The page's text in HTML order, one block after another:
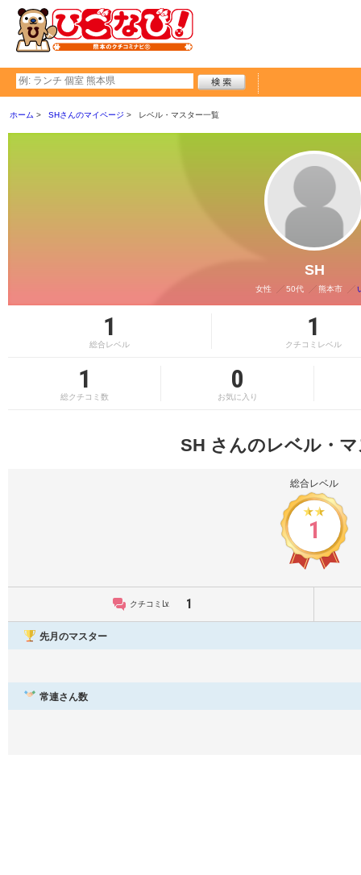
ホーム SHさんのマイページ レベル・マスター一覧
SH
女性 50代 熊本市
1
総合レベル
1
クチコミレベル
1
総クチコミ数
0
お気に入り
SH さんのレベル・
総合レベル
1
クチコミLv. 1
先月のマスター
常連さん数